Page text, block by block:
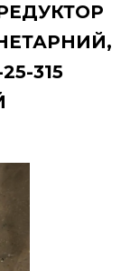
315